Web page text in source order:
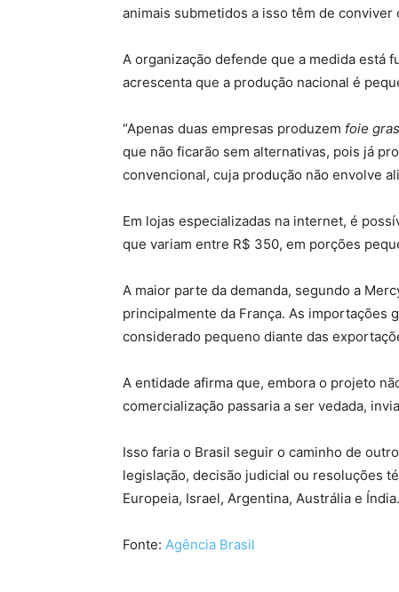
animais submetidos a isso têm de
A organização defende que a medida está
acrescenta que a produção nacional é
“Apenas duas empresas produzem foie gras
que não ficarão sem alternativas, pois já
convencional, cuja produção não envolve
Em lojas especializadas na internet, é
que variam entre R$ 350, em porções
A maior parte da demanda, segundo a
principalmente da França. As importações
considerado pequeno diante das
A entidade afirma que, embora o projeto
comercialização passaria a ser vedada,
Isso faria o Brasil seguir o caminho de
legislação, decisão judicial ou resoluções
Europeia, Israel, Argentina, Austrália e Índia.
Fonte: Agência Brasil